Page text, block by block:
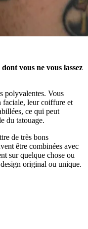
vous ne vous lassez
polyvalentes. Vous
faciale, leur coiffure et
ce qui peut
du tatouage.
de très bons
être combinées avec
sur quelque chose ou
original ou unique.